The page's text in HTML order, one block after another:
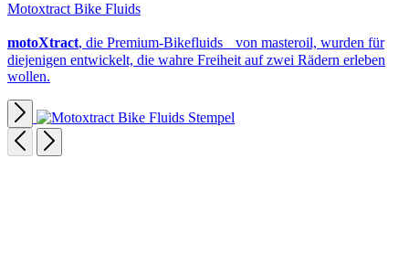
Motoxtract Bike Fluids
motoXtract, die Premium-Bikefluids von masteroil, wurden für
diejenigen entwickelt, die wahre Freiheit auf zwei Rädern erleben
wollen.